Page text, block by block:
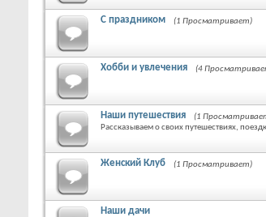
С праздником (1 Просматривает)
Хобби и увлечения (4
Наши путешествия
(1
Рассказываем о своих путешествиях,
Женский Клуб (1 Просматривает)
Наши дачи